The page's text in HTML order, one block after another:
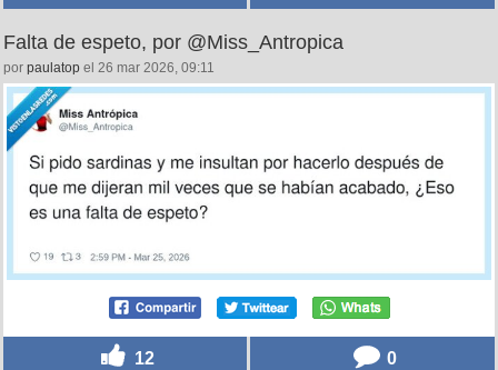
Falta de espeto, por @Miss_Antropica
por paulatop el 26 mar 2026, 09:11
12 0